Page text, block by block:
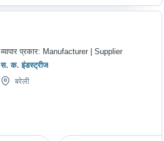
व्यापार प्रकार: Manufacturer | Supplier
स. क. इंडस्ट्रीज
बरेली